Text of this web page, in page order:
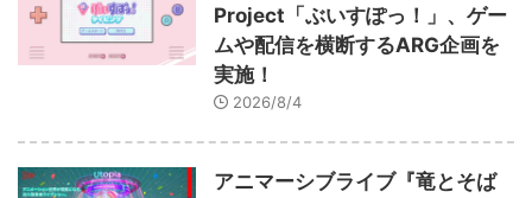
Project「ぶいすぽっ！」、ゲー
ムや配信を横断するARG企画を
実施！
2026/8/4
アニマーシブライブ『竜とそば